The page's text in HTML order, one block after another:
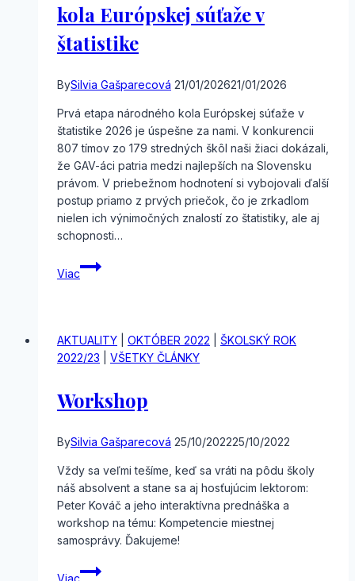
kola Európskej súťaže v
štatistike
BySilvia Gašparecová 21/01/202621/01/2026
Prvá etapa národného kola Európskej súťaže v
štatistike 2026 je úspešne za nami. V konkurencii
807 tímov zo 179 stredných škôl naši žiaci dokázali,
že GAV-áci patria medzi najlepších na Slovensku
právom. V priebežnom hodnotení si vybojovali ďalší
postup priamo z prvých priečok, čo je zrkadlom
nielen ich výnimočných znalostí zo štatistiky, ale aj
schopnosti…
Viac
Výsledky
I.
kola
Európskej
súťaže
štatistike
AKTUALITY OKTÓBER 2022
ŠKOLSKÝ ROK
2022/23
VŠETKY ČLÁNKY
Workshop
BySilvia Gašparecová 25/10/202225/10/2022
Vždy sa veľmi tešíme, keď sa vráti na pôdu školy
náš absolvent a stane sa aj hosťujúcim lektorom:
Peter Kováč a jeho interaktívna prednáška a
workshop na tému: Kompetencie miestnej
samosprávy. Ďakujeme!
Workshop